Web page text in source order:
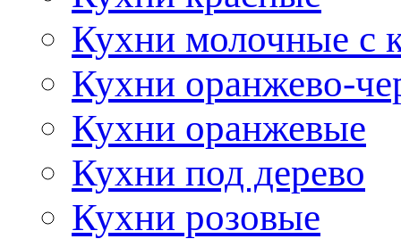
Кухни молочные с
Кухни оранжево-
Кухни оранжевые
Кухни под дерево
Кухни розовые